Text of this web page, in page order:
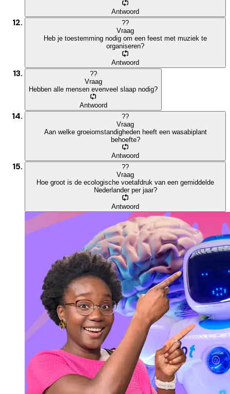
Antwoord
??
Vraag
Heb je toestemming nodig om een feest met muziek te
organiseren?
Antwoord
??
Vraag
Hebben alle mensen evenveel slaap nodig?
Antwoord
??
Vraag
Aan welke groeiomstandigheden heeft een wasabiplant
behoefte?
Antwoord
??
Vraag
Hoe groot is de ecologische voetafdruk van een gemiddelde
Nederlander per jaar?
Antwoord